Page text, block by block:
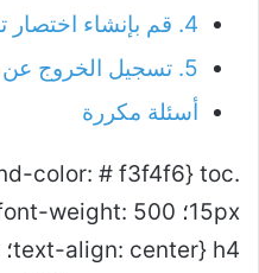
4. قم بإنشاء اختصار تسجيل الخروج على شاشتك
5. تسجيل الخروج عن بعد
أسئلة مكررة